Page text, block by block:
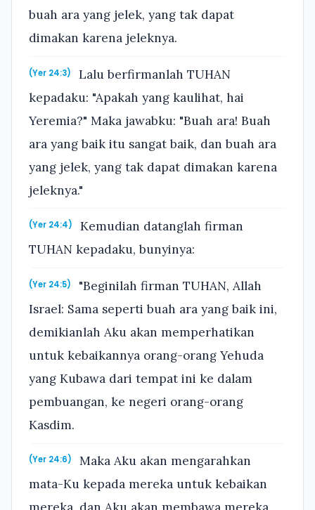
buah ara yang jelek, yang tak dapat
dimakan karena jeleknya.
(Yer 24:3)
Lalu berfirmanlah TUHAN
kepadaku: "Apakah yang kaulihat, hai
Yeremia?" Maka jawabku: "Buah ara! Buah
ara yang baik itu sangat baik, dan buah ara
yang jelek, yang tak dapat dimakan karena
jeleknya."
(Yer 24:4)
Kemudian datanglah firman
TUHAN kepadaku, bunyinya:
(Yer 24:5)
"Beginilah firman TUHAN, Allah
Israel: Sama seperti buah ara yang baik ini,
demikianlah Aku akan memperhatikan
untuk kebaikannya orang-orang Yehuda
yang Kubawa dari tempat ini ke dalam
pembuangan, ke negeri orang-orang
Kasdim.
(Yer 24:6)
Maka Aku akan mengarahkan
mata-Ku kepada mereka untuk kebaikan